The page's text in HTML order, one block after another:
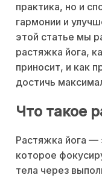
практика, но и
гармонии и
этой статье мы
растяжка йога,
приносит, и как
достичь
Что такое
Растяжка йога —
которое
тела через